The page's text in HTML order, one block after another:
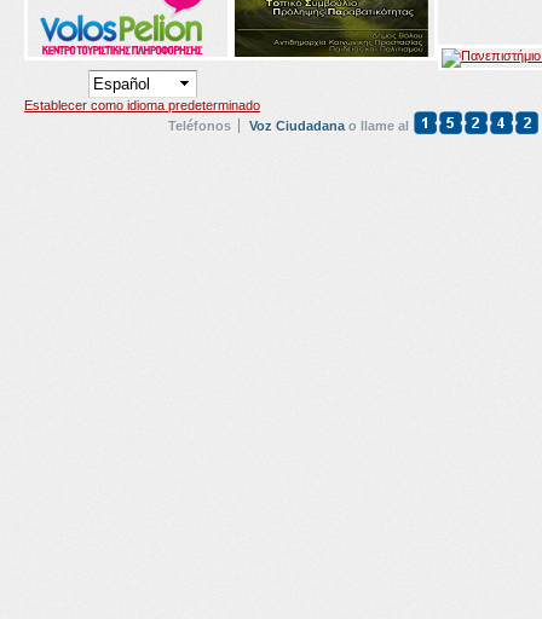
Establecer como idioma predeterminado
Teléfonos
Voz Ciudadanao llame al